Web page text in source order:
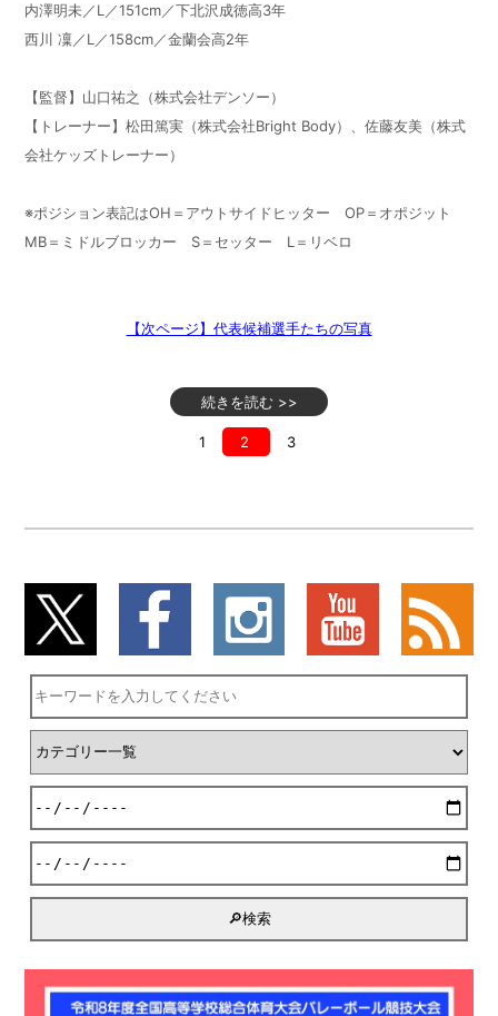
内澤明未／L ／151cm／下北沢成徳高3年
西川 凜／L ／158cm／金蘭会高2年
【監督】山口祐之（株式会社デンソー）
【トレーナー】松田篤実（株式会社Bright Body）、佐藤友美（株式
会社ケッズトレーナー）
※ポジション表記はOH＝アウトサイドヒッター OP＝オポジット
MB＝ミドルブロッカー S＝セッター L＝リベロ
【次ページ】代表候補選手たちの写真
続きを読む >>
1 2 3